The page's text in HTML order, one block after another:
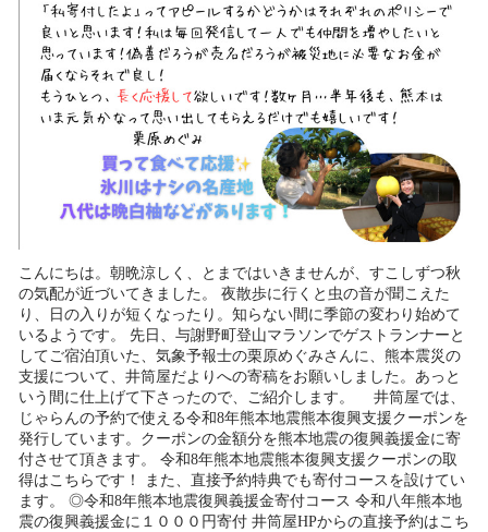
こんにちは。朝晩涼しく、とまではいきませんが、すこしずつ秋
の気配が近づいてきました。 夜散歩に行くと虫の音が聞こえた
り、日の入りが短くなったり。知らない間に季節の変わり始めて
いるようです。 先日、与謝野町登山マラソンでゲストランナーと
してご宿泊頂いた、気象予報士の栗原めぐみさんに、熊本震災の
支援について、井筒屋だよりへの寄稿をお願いしました。あっと
いう間に仕上げて下さったので、ご紹介します。 井筒屋では、
じゃらんの予約で使える令和8年熊本地震熊本復興支援クーポンを
発行しています。クーポンの金額分を熊本地震の復興義援金に寄
付させて頂きます。 令和8年熊本地震熊本復興支援クーポンの取
得はこちらです！ また、直接予約特典でも寄付コースを設けてい
ます。 ◎令和8年熊本地震復興義援金寄付コース 令和八年熊本地
震の復興義援金に１０００円寄付 井筒屋HPからの直接予約はこち